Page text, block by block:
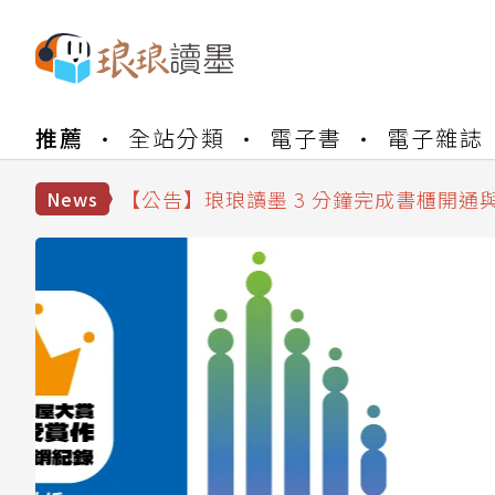
推薦 全站分類 電子書 電子雜誌
News
【公告】琅琅讀墨數位閱讀資產合併與
【公告】琅琅讀墨 3 分鐘完成書櫃開
【公告】琅琅讀墨數位閱讀資產合併與